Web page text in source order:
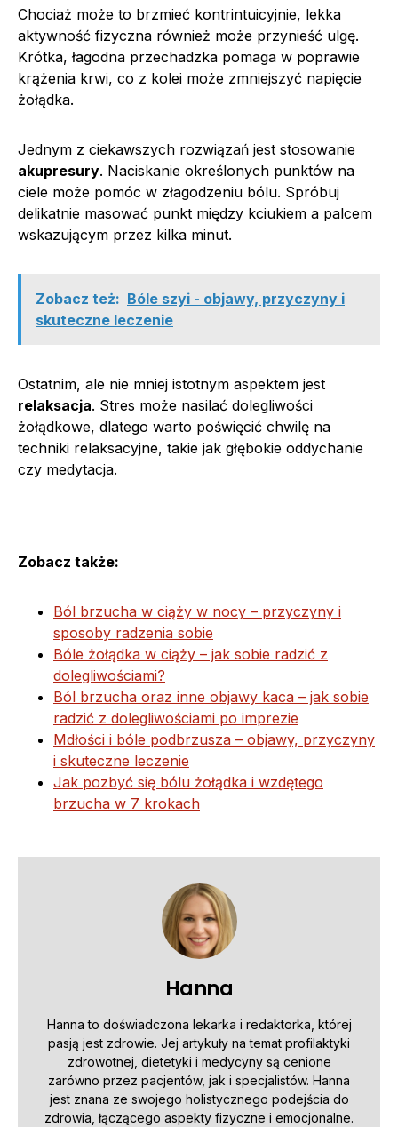
Chociaż może to brzmieć kontrintuicyjnie, lekka
aktywność fizyczna również może przynieść ulgę.
Krótka, łagodna przechadzka pomaga w poprawie
krążenia krwi, co z kolei może zmniejszyć napięcie
żołądka.
Jednym z ciekawszych rozwiązań jest stosowanie
akupresury. Naciskanie określonych punktów na
ciele może pomóc w złagodzeniu bólu. Spróbuj
delikatnie masować punkt między kciukiem a palcem
wskazującym przez kilka minut.
Zobacz też: Bóle szyi - objawy, przyczyny i
skuteczne leczenie
Ostatnim, ale nie mniej istotnym aspektem jest
relaksacja. Stres może nasilać dolegliwości
żołądkowe, dlatego warto poświęcić chwilę na
techniki relaksacyjne, takie jak głębokie oddychanie
czy medytacja.
Zobacz także:
Ból brzucha w ciąży w nocy – przyczyny i
sposoby radzenia sobie
Bóle żołądka w ciąży – jak sobie radzić z
dolegliwościami?
Ból brzucha oraz inne objawy kaca – jak sobie
radzić z dolegliwościami po imprezie
Mdłości i bóle podbrzusza – objawy, przyczyny
i skuteczne leczenie
Jak pozbyć się bólu żołądka i wzdętego
brzucha w 7 krokach
Hanna
Hanna to doświadczona lekarka i redaktorka, której
pasją jest zdrowie. Jej artykuły na temat profilaktyki
zdrowotnej, dietetyki i medycyny są cenione
zarówno przez pacjentów, jak i specjalistów. Hanna
jest znana ze swojego holistycznego podejścia do
zdrowia, łączącego aspekty fizyczne i emocjonalne.